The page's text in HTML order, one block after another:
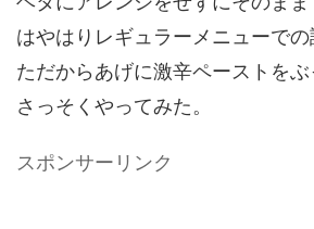
はやはりレギュラーメニューでの
ただからあげに激辛ペーストをぶ
さっそくやってみた。
スポンサーリンク